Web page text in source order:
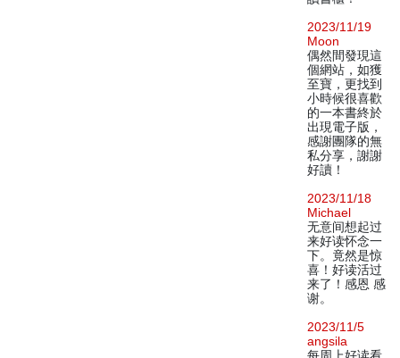
2023/11/19
Moon
偶然間發現這
個網站，如獲
至寶，更找到
小時候很喜歡
的一本書終於
出現電子版，
感謝團隊的無
私分享，謝謝
好讀！
2023/11/18
Michael
无意间想起过
来好读怀念一
下。竟然是惊
喜！好读活过
来了！感恩 感
谢。
2023/11/5
angsila